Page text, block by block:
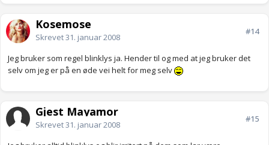
Kosemose
Skrevet31. januar 2008
#14
Jeg bruker som regel blinklys ja. Hender til og med at jeg bruker det
selv om jeg er på en øde vei helt for meg selv
Gjest Mayamor
Skrevet31. januar 2008
#15